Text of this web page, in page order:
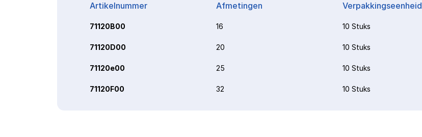
Artikelnummer Afmetingen Verpakkingseenheid
71120B00 16 10 Stuks
71120D00 20 10 Stuks
71120e00 25 10 Stuks
71120F00 32 10 Stuks